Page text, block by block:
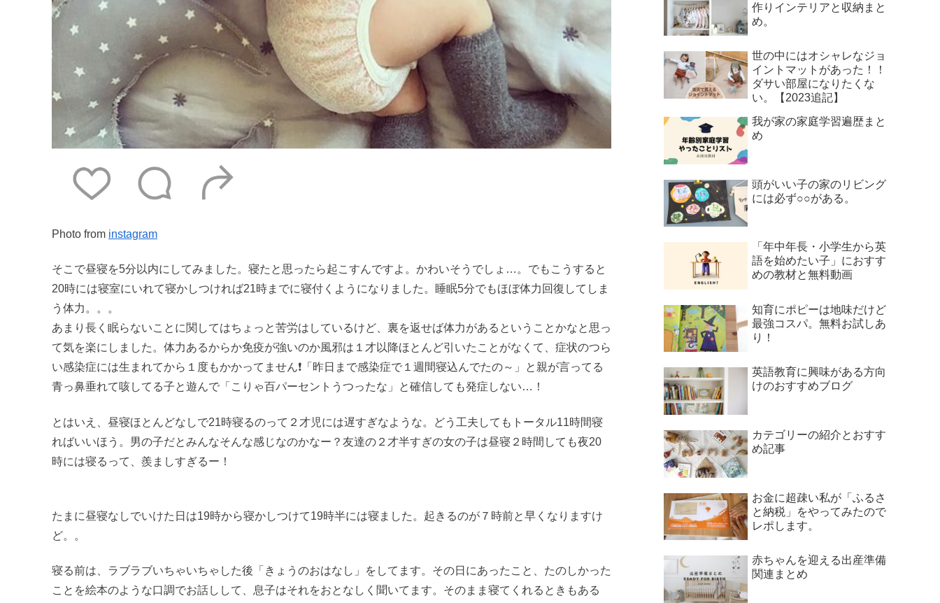
Photo from instagram
そこで昼寝を5分以内にしてみました。寝たと思ったら起こすんですよ。かわいそうでしょ…。でもこうすると
20時には寝室にいれて寝かしつければ21時までに寝付くようになりました。睡眠5分でもほぼ体力回復してしま
う体力。。。
あまり長く眠らないことに関してはちょっと苦労はしているけど、裏を返せば体力があるということかなと思っ
て気を楽にしました。体力あるからか免疫が強いのか風邪は１才以降ほとんど引いたことがなくて、症状のつら
い感染症には生まれてから１度もかかってません❗「昨日まで感染症で１週間寝込んでたの～」と親が言ってる
青っ鼻垂れて咳してる子と遊んで「こりゃ百パーセントうつったな」と確信しても発症しない…！
とはいえ、昼寝ほとんどなしで21時寝るのって２才児には遅すぎなような。どう工夫してもトータル11時間寝
ればいいほう。男の子だとみんなそんな感じなのかなー？友達の２才半すぎの女の子は昼寝２時間しても夜20
時には寝るって、羨ましすぎるー！
たまに昼寝なしでいけた日は19時から寝かしつけて19時半には寝ました。起きるのが７時前と早くなりますけ
ど。。
寝る前は、ラブラブいちゃいちゃした後「きょうのおはなし」をしてます。その日にあったこと、たのしかった
ことを絵本のような口調でお話しして、息子はそれをおとなしく聞いてます。そのまま寝てくれるときもある
作りインテリアと収納まと
め。
世の中にはオシャレなジョ
イントマットがあった！！
ダサい部屋になりたくな
い。【2023追記】
我が家の家庭学習遍歴まと
め
頭がいい子の家のリビング
には必ず○○がある。
「年中年長・小学生から英
語を始めたい子」におすす
めの教材と無料動画
知育にポピーは地味だけど
最強コスパ。無料お試しあ
り！
英語教育に興味がある方向
けのおすすめブログ
カテゴリーの紹介とおすす
め記事
お金に超疎い私が「ふるさ
と納税」をやってみたので
レポします。
赤ちゃんを迎える出産準備
関連まとめ